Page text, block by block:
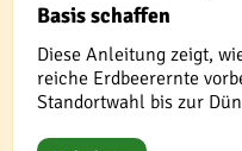
Basis schaffen
Diese Anleitung zeigt,
reiche Erdbeerernte
Standortwahl bis zur